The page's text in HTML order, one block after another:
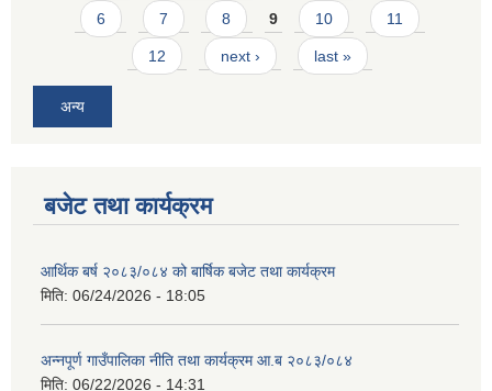
6 7 8 9 10 11
12 next › last »
अन्य
बजेट तथा कार्यक्रम
आर्थिक बर्ष २०८३/०८४ को बार्षिक बजेट तथा कार्यक्रम
मिति: 06/24/2026 - 18:05
अन्नपूर्ण गाउँपालिका नीति तथा कार्यक्रम आ.ब २०८३/०८४
मिति: 06/22/2026 - 14:31